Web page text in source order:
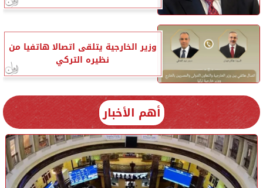
وزير الخارجية يتلقى اتصالا هاتفيا من
نظيره التركي
أهم الأخبار